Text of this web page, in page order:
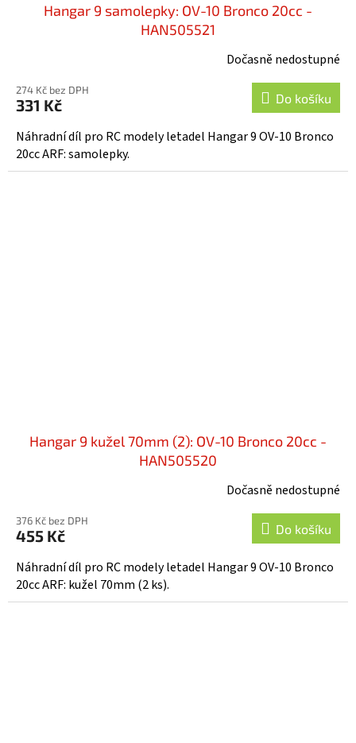
Hangar 9 samolepky: OV-10 Bronco 20cc -
HAN505521
Dočasně nedostupné
274 Kč bez DPH
331 Kč Do košíku
Náhradní díl pro RC modely letadel Hangar 9 OV-10 Bronco
20cc ARF: samolepky.
Hangar 9 kužel 70mm (2): OV-10 Bronco 20cc -
HAN505520
Dočasně nedostupné
376 Kč bez DPH
455 Kč Do košíku
Náhradní díl pro RC modely letadel Hangar 9 OV-10 Bronco
20cc ARF: kužel 70mm (2 ks).